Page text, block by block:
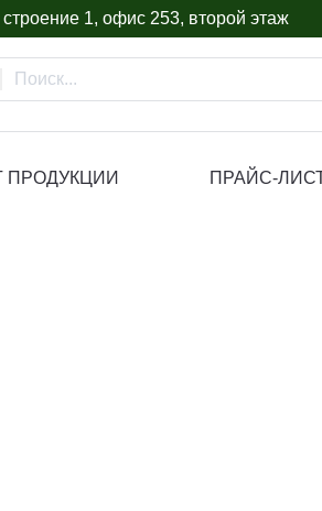
1, офис 253, второй этаж
ПРОДУКЦИИ ПРАЙС-ЛИСТ